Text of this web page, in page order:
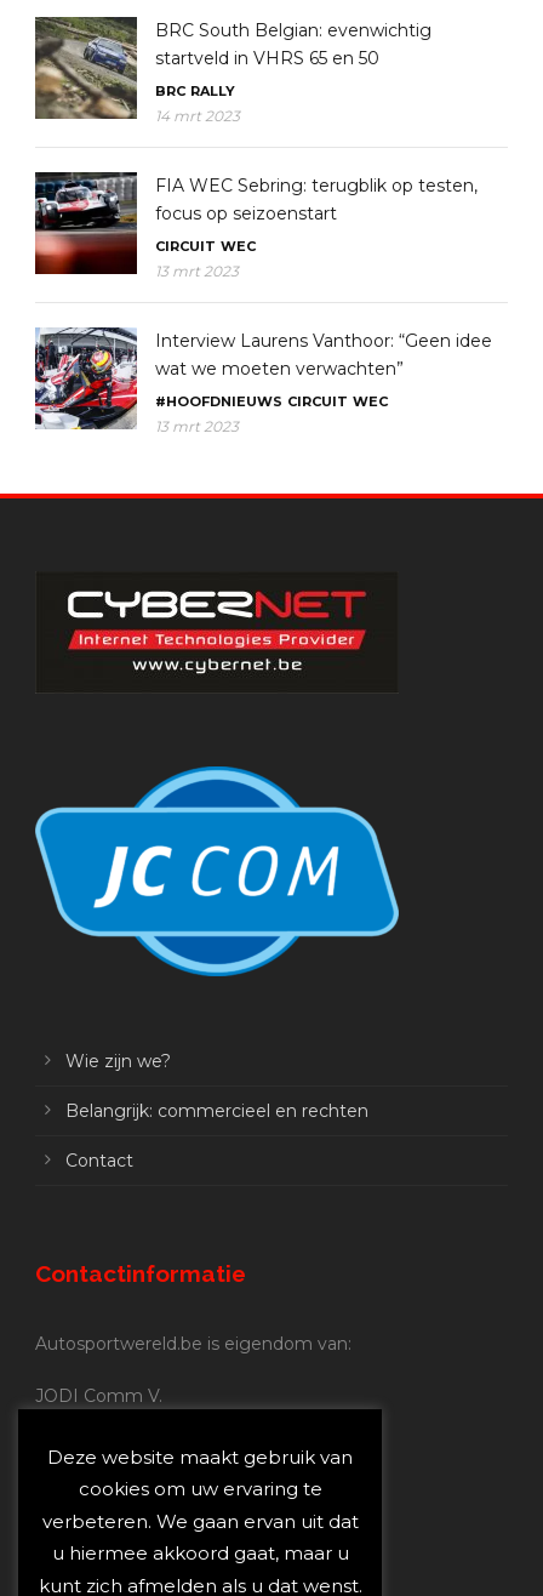
BRC South Belgian: evenwichtig
startveld in VHRS 65 en 50
BRC RALLY
14 mrt 2023
FIA WEC Sebring: terugblik op testen,
focus op seizoenstart
CIRCUIT WEC
13 mrt 2023
Interview Laurens Vanthoor: “Geen idee
wat we moeten verwachten”
#HOOFDNIEUWS CIRCUIT WEC
13 mrt 2023
Wie zijn we?
Belangrijk: commercieel en rechten
Contact
Contactinformatie
Autosportwereld.be is eigendom van:
JODI Comm V.
Nijverheidsstraat 70
2160 Wommelgem
Autosportwereld.be:
Redactie:joost@autosportwereld.be
Deze website maakt gebruik van
cookies om uw ervaring te
verbeteren. We gaan ervan uit dat
u hiermee akkoord gaat, maar u
kunt zich afmelden als u dat wenst.